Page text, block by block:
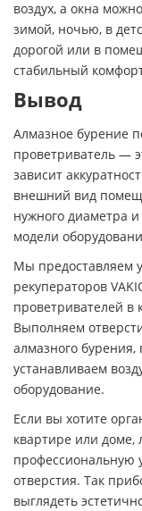
воздух, а окна
зимой, ночью, в
дорогой или в
стабильный
Вывод
Алмазное бурение
проветриватель —
зависит
внешний вид
нужного диаметра
модели
Мы предоставляем
рекуператоров
проветривателей в
Выполняем
алмазного
устанавливаем
оборудование.
Если вы хотите
квартире или доме,
профессиональную
отверстия. Так
выглядеть